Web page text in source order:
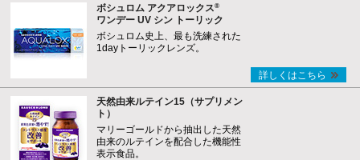
ボシュロム アクアロックス®
ワンデー UV シン トーリック
ボシュロム史上、最も洗練された
1dayトーリックレンズ。
詳しくはこちら
天然由来ルテイン15（サプリメン
ト）
マリーゴールドから抽出した天然
由来のルテインを配合した機能性
表示食品。